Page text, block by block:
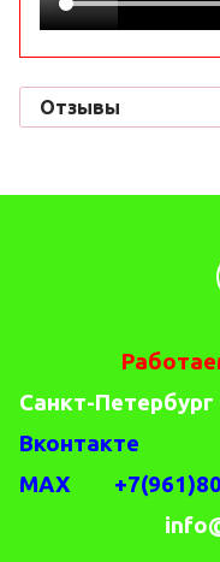
Отзывы
Санкт-Петербург
Вконтакте
MAX